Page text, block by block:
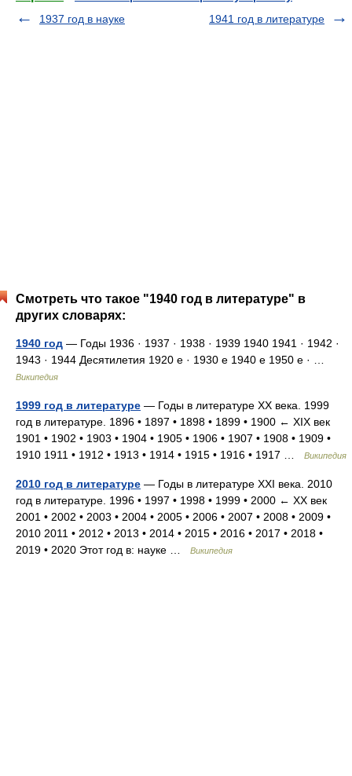
1937 год в науке
1941 год в литературе
Смотреть что такое "1940 год в литературе" в
других словарях:
1940 год — Годы 1936 · 1937 · 1938 · 1939 1940 1941 · 1942 ·
1943 · 1944 Десятилетия 1920 е · 1930 е 1940 е 1950 е · …
Википедия
1999 год в литературе — Годы в литературе XX века. 1999
год в литературе. 1896 • 1897 • 1898 • 1899 • 1900 ← XIX век
1901 • 1902 • 1903 • 1904 • 1905 • 1906 • 1907 • 1908 • 1909 •
1910 1911 • 1912 • 1913 • 1914 • 1915 • 1916 • 1917 …
Википедия
2010 год в литературе — Годы в литературе XXI века. 2010
год в литературе. 1996 • 1997 • 1998 • 1999 • 2000 ← XX век
2001 • 2002 • 2003 • 2004 • 2005 • 2006 • 2007 • 2008 • 2009 •
2010 2011 • 2012 • 2013 • 2014 • 2015 • 2016 • 2017 • 2018 •
2019 • 2020 Этот год в: науке …
Википедия